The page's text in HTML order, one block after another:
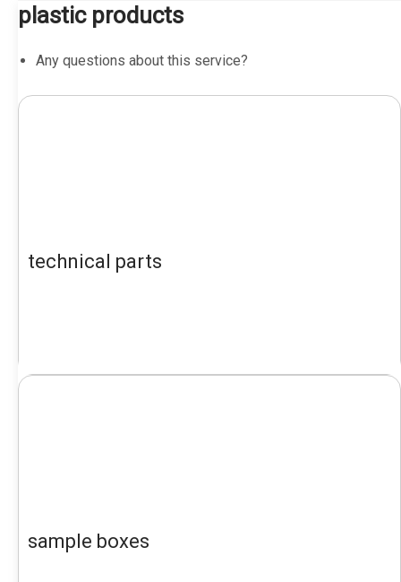
plastic products
Any questions about this service?
technical parts
sample boxes